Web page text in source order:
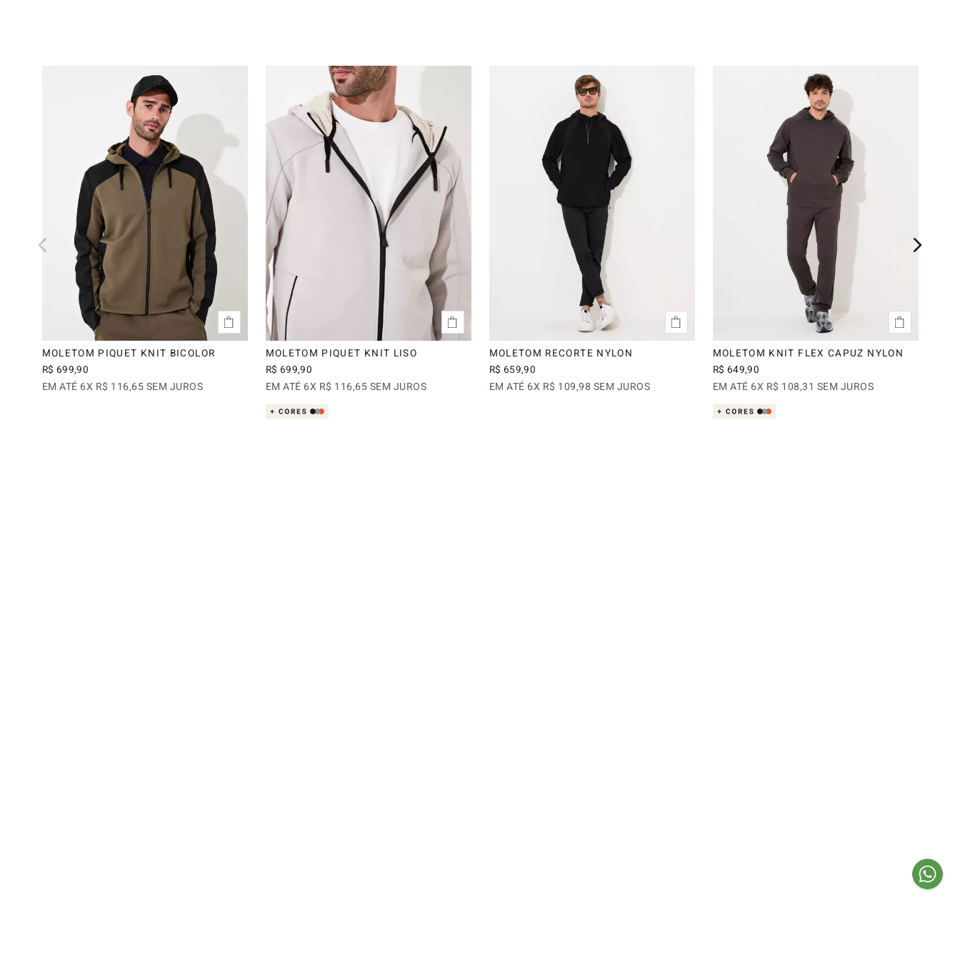
MOLETOM PIQUET KNIT BICOLOR
R$ 699,90
EM ATÉ 6X R$ 116,65SEM JUROS
MOLETOM PIQUET KNIT LISO
R$ 699,90
EM ATÉ 6X R$ 116,65SEM JUROS
MOLETOM RECORTE NYLON
R$ 659,90
EM ATÉ 6X R$ 109,98 SEM JUROS
MOLETOM KNIT FLEX CAPUZ NYLON
R$ 649,90
EM ATÉ 6X R$ 108,31 SEM JUROS